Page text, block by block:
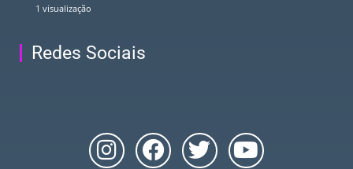
1 visualização
Redes Sociais